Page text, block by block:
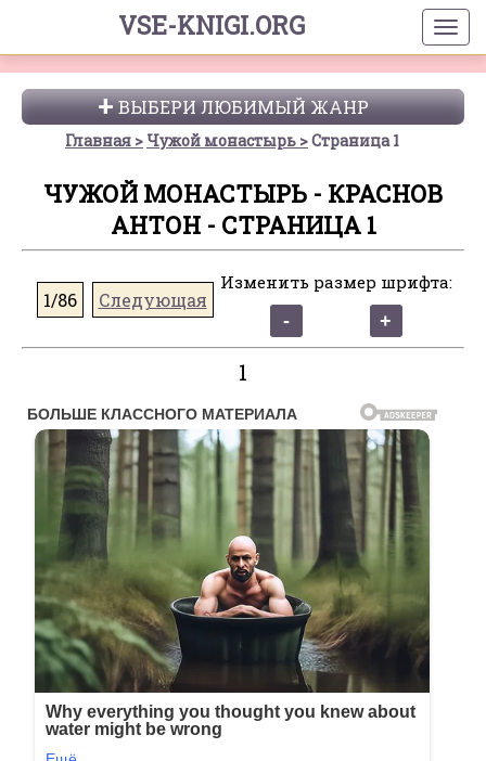
VSE-KNIGI.ORG
ВЫБЕРИ ЛЮБИМЫЙ ЖАНР
Главная Чужой монастырь Страница 1
ЧУЖОЙ МОНАСТЫРЬ - КРАСНОВ
АНТОН - СТРАНИЦА 1
1/86 Следующая
Изменить размер шрифта:
1